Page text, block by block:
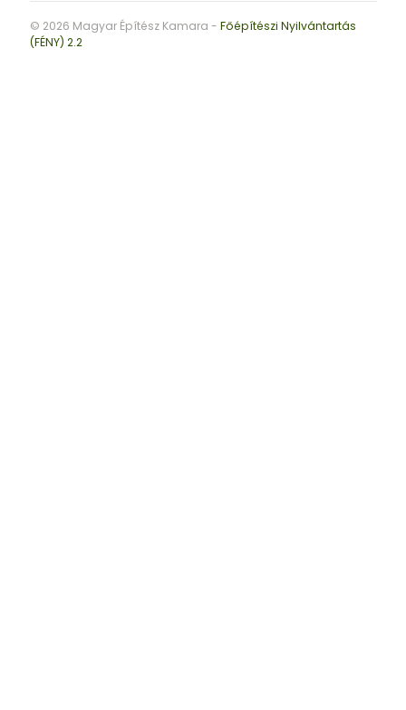
© 2026 Magyar Építész Kamara - Főépítészi Nyilvántartás
(FÉNY) 2.2